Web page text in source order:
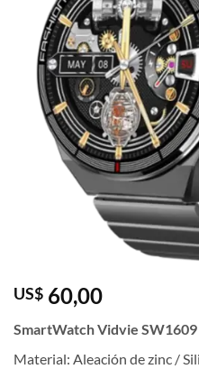
US$ 60,00
SmartWatch Vidvie SW1609
Material: Aleación de zinc /